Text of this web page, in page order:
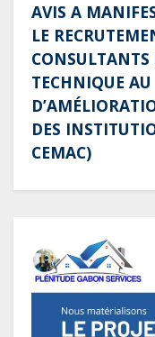
AVIS A
LE
CONSULTANTS
TECHNIQUE
DES
CEMAC)